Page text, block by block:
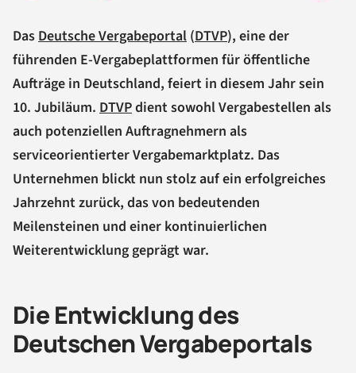
Das Deutsche Vergabeportal (DTVP), eine der
führenden E-Vergabeplattformen für öffentliche
Aufträge in Deutschland, feiert in diesem Jahr sein
10. Jubiläum. DTVPdient sowohl Vergabestellen als
auch potenziellen Auftragnehmern als
serviceorientierter Vergabemarktplatz. Das
Unternehmen blickt nun stolz auf ein erfolgreiches
Jahrzehnt zurück, das von bedeutenden
Meilensteinen und einer kontinuierlichen
Weiterentwicklung geprägt war.
Die Entwicklung des
Deutschen Vergabeportals